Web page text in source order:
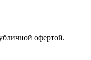
офертой.